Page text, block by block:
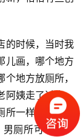
的时候，当时我
儿画，哪个地方
地方放厕所，
阿姨走了过来，
一样大不可以
厕所可以小一